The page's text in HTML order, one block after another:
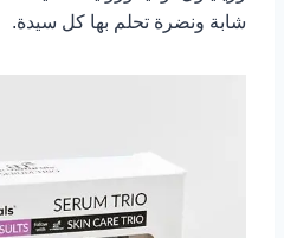
شابة ونضرة تحلم بها كل سيدة.